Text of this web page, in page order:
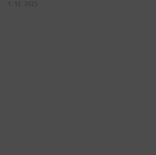
1. 12. 2025